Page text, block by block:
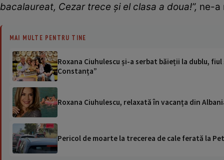
bacalaureat, Cezar trece și el clasa a doua!”, ne-a
MAI MULTE PENTRU TINE
Roxana Ciuhulescu și-a serbat băieții la dublu,
Constanța”
Roxana Ciuhulescu, relaxată în vacanța din
Pericol de moarte la trecerea de cale ferată la